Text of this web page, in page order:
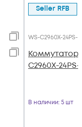
Seller RFB
WS-C2960X-24PS-L
Коммутатор
C2960X-24PS-
В наличии: 5 шт